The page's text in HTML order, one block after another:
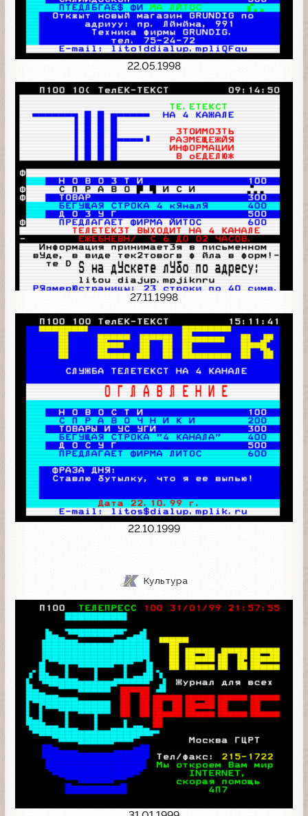
22.05.1998
27.11.1998
22.10.1999
Культура